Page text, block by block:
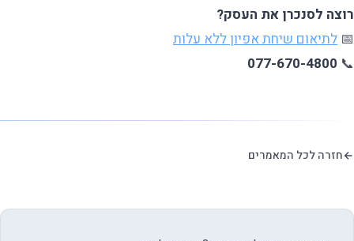
רוצה לסנכרן את העסק?
📅 לתיאום שיחת אפיון ללא עלות
📞
077-670-4800
חזרה לכל המאמרים